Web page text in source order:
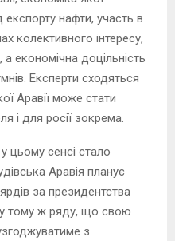
нафти, участь в
колективного інтересу,
економічна доцільність
Експерти сходяться
Аравії може стати
і для росії зокрема.
цьому сенсі стало
Аравія планує
за президентства
тому ж ряду, що свою
з